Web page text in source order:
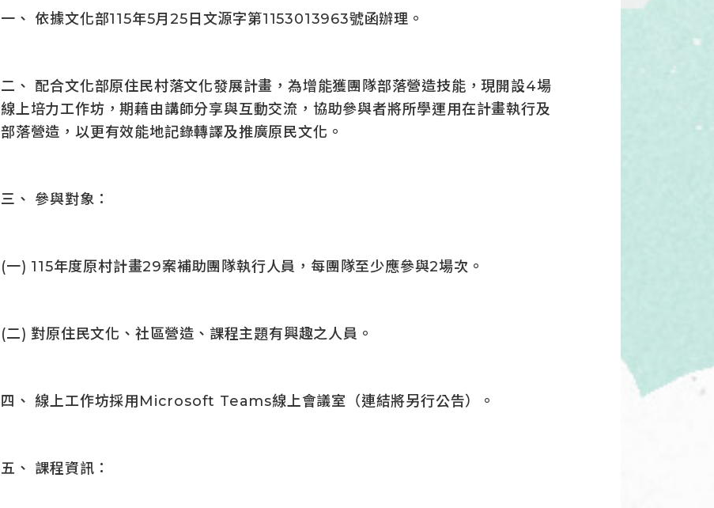
一、 依據文化部115年5月25日文源字第1153013963號函辦理。
二、 配合文化部原住民村落文化發展計畫，為增能獲團隊部落營造技能，現開設4場
線上培力工作坊，期藉由講師分享與互動交流，協助參與者將所學運用在計畫執行及
部落營造，以更有效能地記錄轉譯及推廣原民文化。
三、 參與對象：
(一) 115年度原村計畫29案補助團隊執行人員，每團隊至少應參與2場次。
(二) 對原住民文化、社區營造、課程主題有興趣之人員。
四、 線上工作坊採用Microsoft Teams線上會議室（連結將另行公告）。
五、 課程資訊：